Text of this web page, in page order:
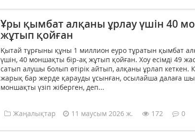
Ұры қымбат алқаны ұрлау үшін 40
жұтып қойған
Қытай тұрғыны құны 1 миллион еуро тұратын қымбат
үшін, 40 моншақты бір-ақ жұтып қойған. Хоу есімді 49
сатып алушы болып өтірік айтып, алқаны ұрлап кеткен.
жарық бар жерде қарауды ұсынған, осылайша далаға
моншақты үзіп жіберген, деп...
Жаңалықтар 11 маусым 2026 ж. 172 0